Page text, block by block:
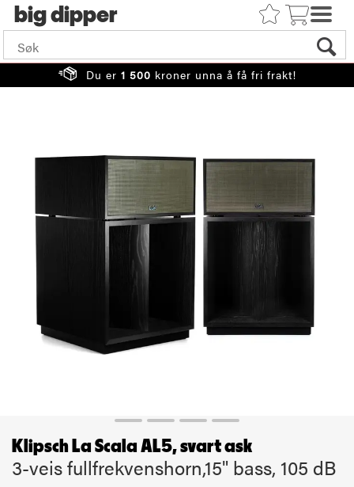
big
Du er 1 500 kroner unna å få fri frakt!
Klipsch La Scala AL5, svart ask
3-veis fullfrekvenshorn,15" bass, 105 dB